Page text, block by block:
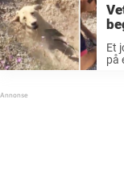
Et
på